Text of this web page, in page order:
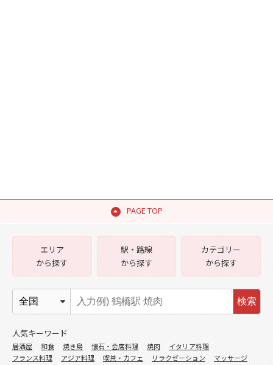
PAGE TOP
エリア
から探す
駅・路線
から探す
カテゴリー
から探す
検索
人気キーワード
居酒屋 和食 焼き鳥 懐石・会席料理 焼肉
イタリア料理
フランス料理
アジア料理 喫茶・カフェ リラクゼーション
マッサージ